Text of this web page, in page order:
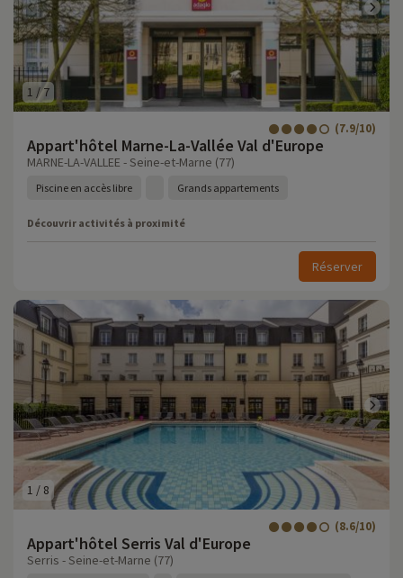
1 /7
Appart'hôtel Marne-La-Vallée Val d'Europe
(7.9/10)
MARNE-LA-VALLEE - Seine-et-Marne (77)
Piscine en accès libre Grands appartements
Découvrir activités à proximité
Réserver
1 / 8
Appart'hôtel Serris Val d'Europe
(8.6/10)
Serris - Seine-et-Marne (77)